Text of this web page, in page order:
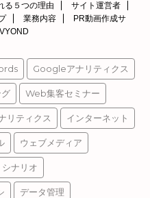
る５つの理由
サイト運営者
業務内容
PR動画作成サ
VYOND
Googleアナリティクス
Web集客セミナー
リティクス インターネット
ウェブメディア
シナリオ
データ管理